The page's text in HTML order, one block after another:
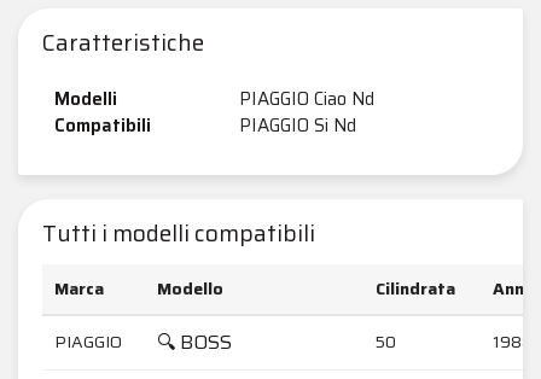
Caratteristiche
Modelli
Compatibili
PIAGGIO Ciao Nd
PIAGGIO Si Nd
Tutti i modelli compatibili
Marca Modello Cilindrata
Anni
PIAGGIO
🔍 BOSS 50